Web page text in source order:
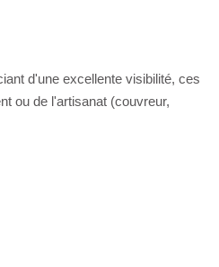
d'une excellente visibilité, ces
ou de l'artisanat (couvreur,